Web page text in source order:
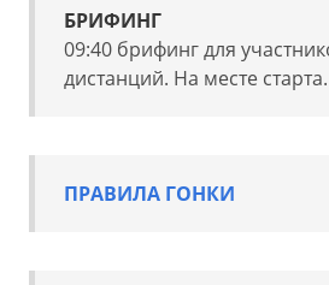
БРИФИНГ
09:40 брифинг для
дистанций. На месте старта.
ПРАВИЛА ГОНКИ